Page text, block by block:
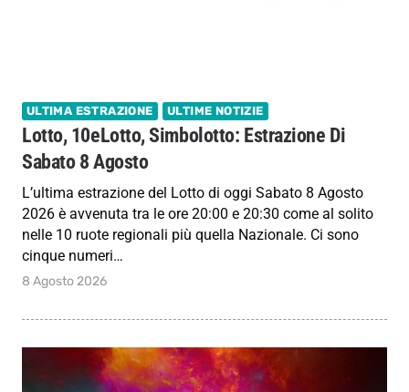
ULTIMA ESTRAZIONE ULTIME NOTIZIE
Lotto, 10eLotto, Simbolotto: Estrazione Di
Sabato 8 Agosto
L’ultima estrazione del Lotto di oggi Sabato 8 Agosto
2026 è avvenuta tra le ore 20:00 e 20:30 come al solito
nelle 10 ruote regionali più quella Nazionale. Ci sono
cinque numeri…
8 Agosto 2026